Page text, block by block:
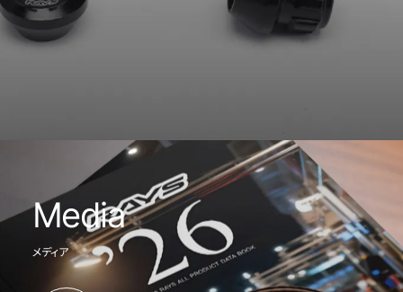
Media
メディア